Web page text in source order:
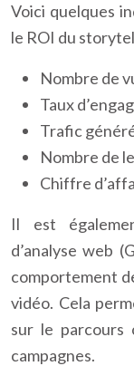
Voici quelques
le ROI du
Nombre de
Taux
Trafic
Nombre de
Chiffre
Il est
d’analyse web
comportement
vidéo. Cela
sur le parcours
campagnes.